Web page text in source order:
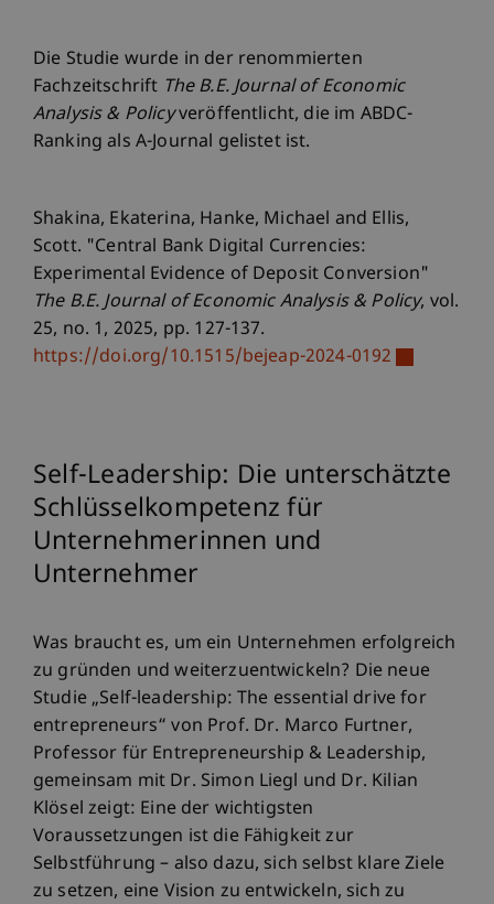
Die Studie wurde in der renommierten
Fachzeitschrift The B.E. Journal of Economic
Analysis & Policyveröffentlicht, die im ABDC-
Ranking als A-Journal gelistet ist.
Shakina, Ekaterina, Hanke, Michael and Ellis,
Scott. "Central Bank Digital Currencies:
Experimental Evidence of Deposit Conversion"
The B.E. Journal of Economic Analysis & Policy, vol.
25, no. 1, 2025, pp. 127-137.
https://doi.org/10.1515/bejeap-2024-0192
Self-Leadership: Die unterschätzte
Schlüsselkompetenz für
Unternehmerinnen und
Unternehmer
Was braucht es, um ein Unternehmen erfolgreich
zu gründen und weiterzuentwickeln? Die neue
Studie „Self-leadership: The essential drive for
entrepreneurs“ von Prof. Dr. Marco Furtner,
Professor für Entrepreneurship & Leadership,
gemeinsam mit Dr. Simon Liegl und Dr. Kilian
Klösel zeigt: Eine der wichtigsten
Voraussetzungen ist die Fähigkeit zur
Selbstführung – also dazu, sich selbst klare Ziele
zu setzen, eine Vision zu entwickeln, sich zu